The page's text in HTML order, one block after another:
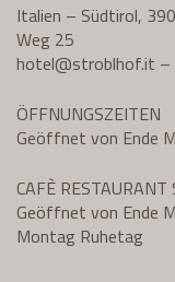
Italien – Südtirol,
Weg 25
hotel@stroblhof.it –
ÖFFNUNGSZEITEN
Geöffnet von Ende
CAFÈ
Geöffnet von Ende
Montag Ruhetag